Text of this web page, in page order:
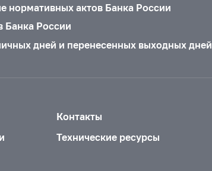
нормативных актов Банка России
Банка России
дней и перенесенных выходных дней
Контакты
Технические ресурсы